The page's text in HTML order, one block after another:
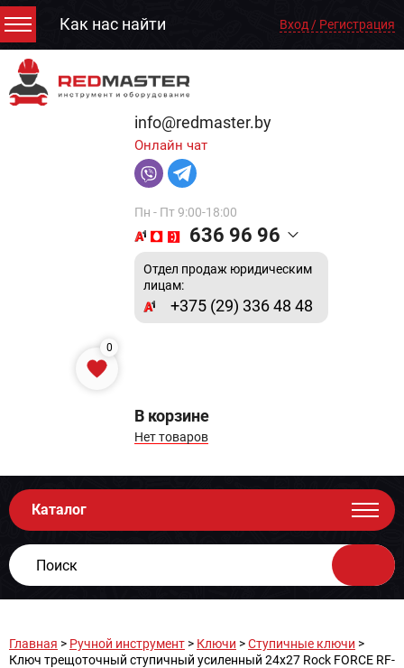
Как нас найти Вход / Регистрация
info@redmaster.by
Онлайн чат
Пн - Пт 9:00-18:00
636 96 96
Отдел продаж юридическим
лицам:
+375 (29) 336 48 48
0
В корзине
Нет товаров
Каталог
Главная > Ручной инструмент > Ключи >Ступичные ключи >
Ключ трещоточный ступичный усиленный 24х27 Rock FORCE RF-